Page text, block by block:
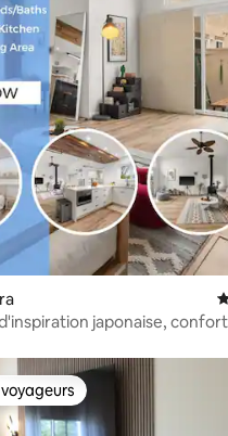
japonaise,
parmi les plus aimés